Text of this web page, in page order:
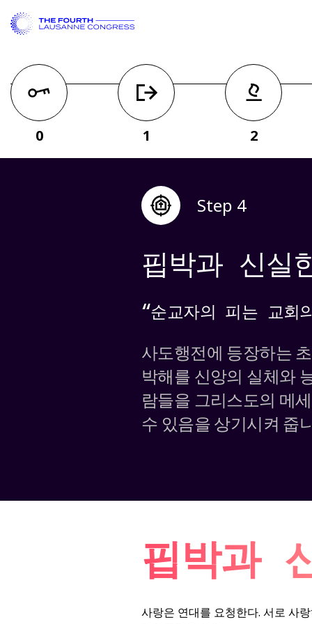
0 1 2
Step 4
핍박과 신실
“순교자의 피는 교회
사도행전에 등장하는
박해를 신앙의 실체와
람들을 그리스도의 메
수 있음을 상기시켜 줍
핍박과
사랑은 연대를 요청한다. 서로 사